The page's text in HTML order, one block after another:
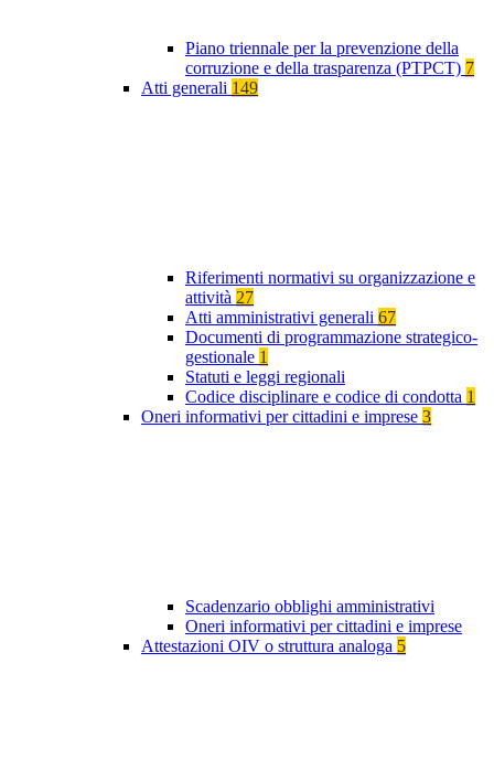
Piano triennale per la prevenzione della
corruzione e della trasparenza (PTPCT) 7
Atti generali 149
Riferimenti normativi su organizzazione e
attività 27
Atti amministrativi generali 67
Documenti di programmazione strategico-
gestionale 1
Statuti e leggi regionali
Codice disciplinare e codice di condotta 1
Oneri informativi per cittadini e imprese 3
Scadenzario obblighi amministrativi
Oneri informativi per cittadini e imprese
Attestazioni OIV o struttura analoga 5